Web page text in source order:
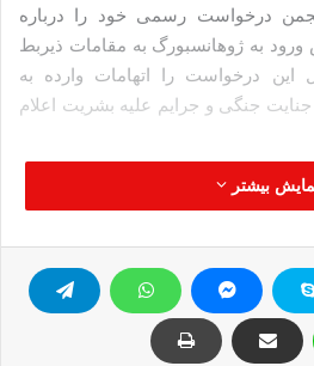
درخواست رسمی خود را درباره
به ژوهانسبورگ به مقامات ذیربط
این درخواست را اتهامات وارده به
جنگی و جرایم علیه بشریت اعلام
به ژوهانسبورگ را فرصتی برای
انجمن درخصوص بازداشت السیسی خبر
جمعه برای شرکت در بیست و پنجمین
ژوهانسبورگ شود.
بیشتر